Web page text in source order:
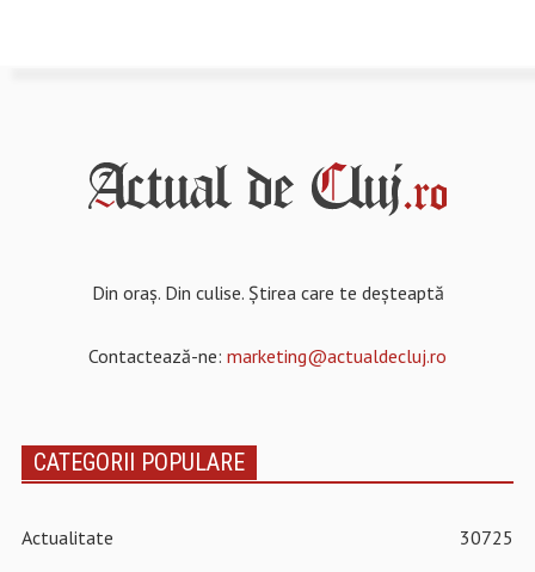
Din oraș. Din culise. Știrea care te deșteaptă
Contactează-ne: marketing@actualdecluj.ro
CATEGORII POPULARE
Actualitate
30725